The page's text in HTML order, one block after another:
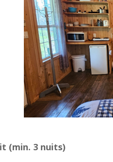
(min. 3 nuits)